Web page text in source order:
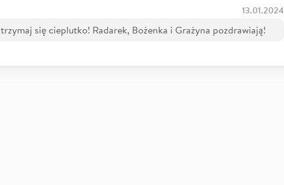
13.01.2024
się cieplutko! Radarek, Bożenka i Grażyna pozdrawiają!